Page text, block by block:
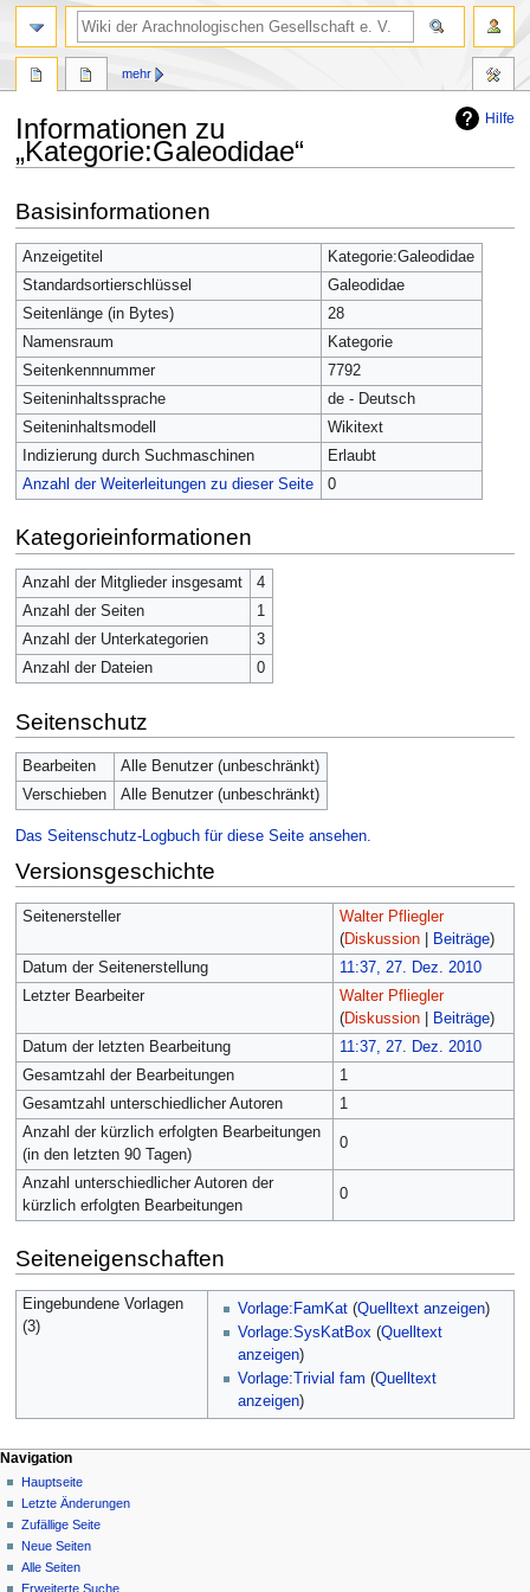
Hilfe
Informationen zu
„Kategorie:Galeodidae“
Navigation
springen
Suche
springen
Basisinformationen
Anzeigetitel
Kategorie:Galeodidae
Standardsortierschlüssel
Galeodidae
Seitenlänge (in Bytes)
28
Namensraum
Kategorie
Seitenkennnummer
7792
Seiteninhaltssprache
de - Deutsch
Seiteninhaltsmodell
Wikitext
Indizierung durch Suchmaschinen
Erlaubt
Anzahl der Weiterleitungen zu dieser Seite
0
Kategorieinformationen
Anzahl der Mitglieder insgesamt
4
Anzahl der Seiten
1
Anzahl der Unterkategorien
3
Anzahl der Dateien
0
Seitenschutz
Bearbeiten
Alle Benutzer (unbeschränkt)
Verschieben
Alle Benutzer (unbeschränkt)
Das Seitenschutz-Logbuch für diese Seite ansehen.
Versionsgeschichte
Seitenersteller
Walter Pfliegler
(Diskussion| Beiträge)
Datum der Seitenerstellung
11:37, 27. Dez. 2010
Letzter Bearbeiter
Walter Pfliegler
(Diskussion| Beiträge)
Datum der letzten Bearbeitung
11:37, 27. Dez. 2010
Gesamtzahl der Bearbeitungen
1
Gesamtzahl unterschiedlicher Autoren
1
Anzahl der kürzlich erfolgten Bearbeitungen
(in den letzten 90 Tagen)
0
Anzahl unterschiedlicher Autoren der
kürzlich erfolgten Bearbeitungen
0
Seiteneigenschaften
Eingebundene Vorlagen
(3)
Vorlage:FamKat (Quelltext anzeigen)
Vorlage:SysKatBox (Quelltext
anzeigen)
Vorlage:Trivial fam (Quelltext
anzeigen)
mehr
Navigation
Hauptseite
Letzte Änderungen
Zufällige Seite
Neue Seiten
Alle Seiten
Erweiterte Suche